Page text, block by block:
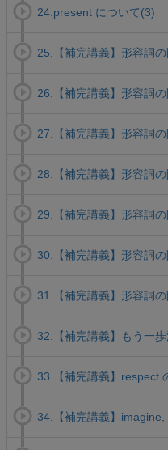
24.present について(3)
25.【補完講義】形容詞
26.【補完講義】形容詞
27.【補完講義】形容詞
28.【補完講義】形容詞
29.【補完講義】形容詞
30.【補完講義】形容詞
31.【補完講義】形容詞
32.【補完講義】もう一歩
33.【補完講義】respect
34.【補完講義】